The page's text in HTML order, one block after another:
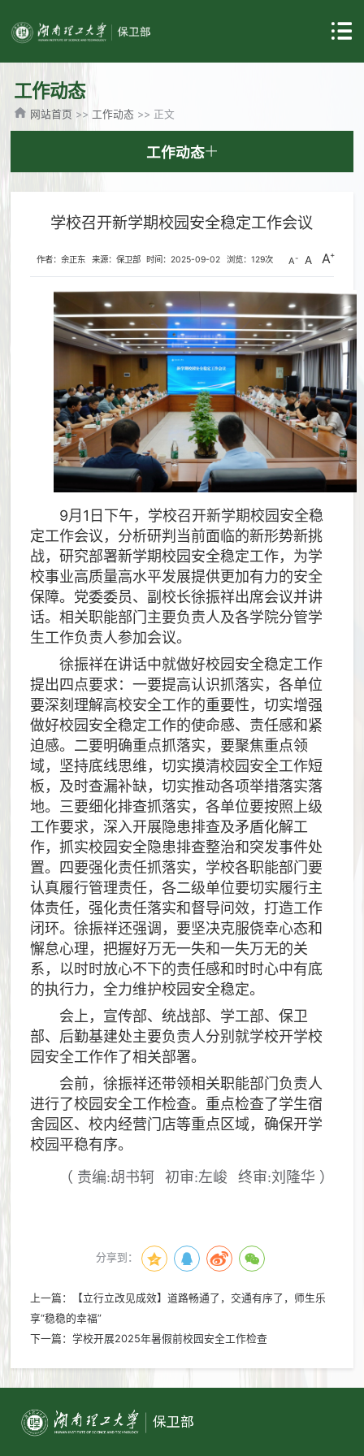
工作动态
工作动态
网站首页 >> 工作动态 >> 正文
学校召开新学期校园安全稳定工作会议
作者：余正东 来源：保卫部 时间：2025-09-02 浏览：129次 A A A
9月1日下午，学校召开新学期校园安全稳
定工作会议，分析研判当前面临的新形势新挑
战，研究部署新学期校园安全稳定工作，为学
校事业高质量高水平发展提供更加有力的安全
保障。党委委员、副校长徐振祥出席会议并讲
话。相关职能部门主要负责人及各学院分管学
生工作负责人参加会议。
徐振祥在讲话中就做好校园安全稳定工作
提出四点要求：一要提高认识抓落实，各单位
要深刻理解高校安全工作的重要性，切实增强
做好校园安全稳定工作的使命感、责任感和紧
迫感。二要明确重点抓落实，要聚焦重点领
域，坚持底线思维，切实摸清校园安全工作短
板，及时查漏补缺，切实推动各项举措落实落
地。三要细化排查抓落实，各单位要按照上级
工作要求，深入开展隐患排查及矛盾化解工
作，抓实校园安全隐患排查整治和突发事件处
置。四要强化责任抓落实，学校各职能部门要
认真履行管理责任，各二级单位要切实履行主
体责任，强化责任落实和督导问效，打造工作
闭环。徐振祥还强调，要坚决克服侥幸心态和
懈怠心理，把握好万无一失和一失万无的关
系，以时时放心不下的责任感和时时心中有底
的执行力，全力维护校园安全稳定。
会上，宣传部、统战部、学工部、保卫
部、后勤基建处主要负责人分别就学校开学校
园安全工作作了相关部署。
会前，徐振祥还带领相关职能部门负责人
进行了校园安全工作检查。重点检查了学生宿
舍园区、校内经营门店等重点区域，确保开学
校园平稳有序。
（ 责编:胡书轲 初审:左峻 终审:刘隆华 ）
分享到：
上一篇：
【立行立改见成效】道路畅通了，交通有序了，师生乐
享“稳稳的幸福”
下一篇：学校开展2025年暑假前校园安全工作检查